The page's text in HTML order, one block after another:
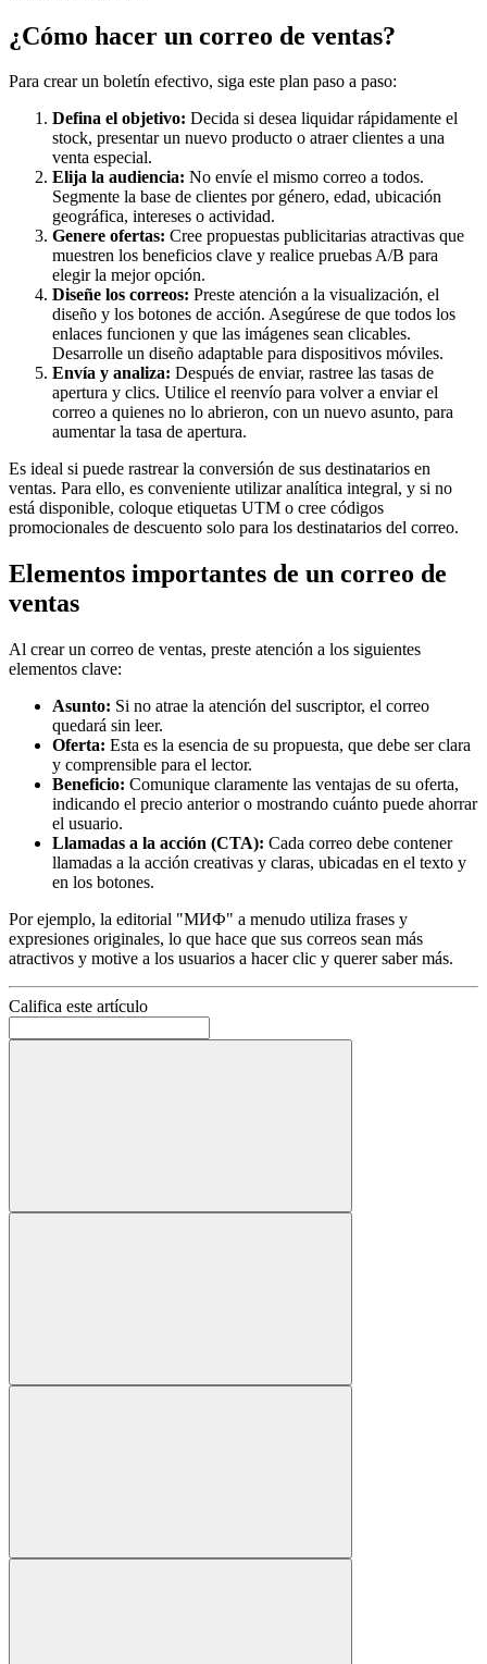
¿Cómo hacer un correo de ventas?
Para crear un boletín efectivo, siga este plan paso a paso:
Defina el objetivo: Decida si desea liquidar rápidamente el
stock, presentar un nuevo producto o atraer clientes a una
venta especial.
Elija la audiencia: No envíe el mismo correo a todos.
Segmente la base de clientes por género, edad, ubicación
geográfica, intereses o actividad.
Genere ofertas: Cree propuestas publicitarias atractivas que
muestren los beneficios clave y realice pruebas A/B para
elegir la mejor opción.
Diseñe los correos: Preste atención a la visualización, el
diseño y los botones de acción. Asegúrese de que todos los
enlaces funcionen y que las imágenes sean clicables.
Desarrolle un diseño adaptable para dispositivos móviles.
Envía y analiza: Después de enviar, rastree las tasas de
apertura y clics. Utilice el reenvío para volver a enviar el
correo a quienes no lo abrieron, con un nuevo asunto, para
aumentar la tasa de apertura.
Es ideal si puede rastrear la conversión de sus destinatarios en
ventas. Para ello, es conveniente utilizar analítica integral, y si no
está disponible, coloque etiquetas UTM o cree códigos
promocionales de descuento solo para los destinatarios del correo.
Elementos importantes de un correo de
ventas
Al crear un correo de ventas, preste atención a los siguientes
elementos clave:
Asunto: Si no atrae la atención del suscriptor, el correo
quedará sin leer.
Oferta: Esta es la esencia de su propuesta, que debe ser clara
y comprensible para el lector.
Beneficio: Comunique claramente las ventajas de su oferta,
indicando el precio anterior o mostrando cuánto puede ahorrar
el usuario.
Llamadas a la acción (CTA): Cada correo debe contener
llamadas a la acción creativas y claras, ubicadas en el texto y
en los botones.
Por ejemplo, la editorial "МИФ" a menudo utiliza frases y
expresiones originales, lo que hace que sus correos sean más
atractivos y motive a los usuarios a hacer clic y querer saber más.
Califica este artículo